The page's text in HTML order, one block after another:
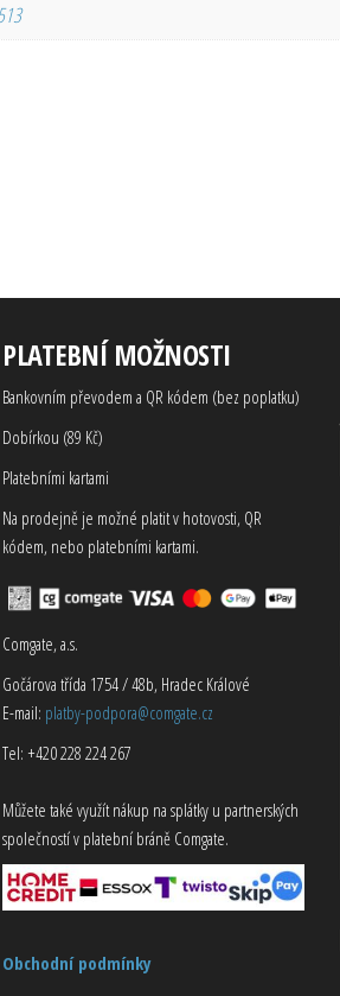
PLATEBNÍ MOŽNOSTI
Bankovním převodem a QR kódem (bez poplatku)
Dobírkou (89 Kč)
Platebními kartami
Na prodejně je možné platit v hotovosti, QR
kódem, nebo platebními kartami.
Comgate, a.s.
Gočárova třída 1754 / 48b, Hradec Králové
E-mail: platby-podpora@comgate.cz
Tel: +420 228 224 267
Můžete také využít nákup na splátky u partnerských
společností v platební bráně Comgate.
Obchodní podmínky